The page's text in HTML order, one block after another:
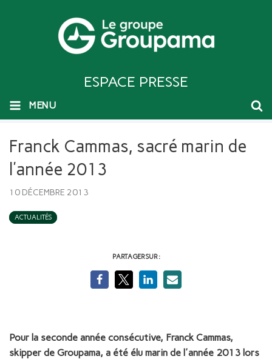
ESPACE PRESSE
MENU
Franck Cammas, sacré marin de
l’année 2013
10 DÉCEMBRE 2013
ACTUALITÉS
PARTAGER SUR :
Pour la seconde année consécutive, Franck Cammas,
skipper de Groupama, a été élu marin de l'année 2013 lors